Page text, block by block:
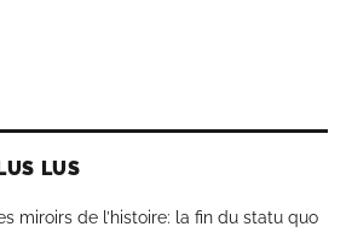
LUS
miroirs de l’histoire: la fin du statu quo